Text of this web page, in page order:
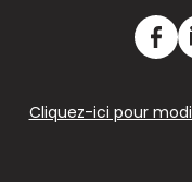
Cliquez-ici pour